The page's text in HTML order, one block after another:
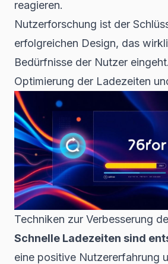
reagieren.
Nutzerforschung ist der
erfolgreichen Design, das
Bedürfnisse der Nutzer eingeht.
Optimierung der Ladezeiten
Techniken zur Verbesserung
Schnelle Ladezeiten sind
eine positive Nutzererfahrung